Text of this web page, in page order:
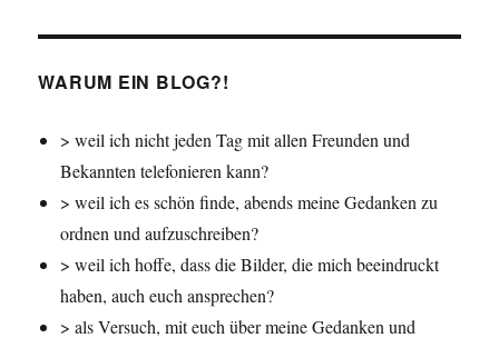
WARUM EIN BLOG?!
> weil ich nicht jeden Tag mit allen Freunden und
Bekannten telefonieren kann?
> weil ich es schön finde, abends meine Gedanken zu
ordnen und aufzuschreiben?
> weil ich hoffe, dass die Bilder, die mich beeindruckt
haben, auch euch ansprechen?
> als Versuch, mit euch über meine Gedanken und